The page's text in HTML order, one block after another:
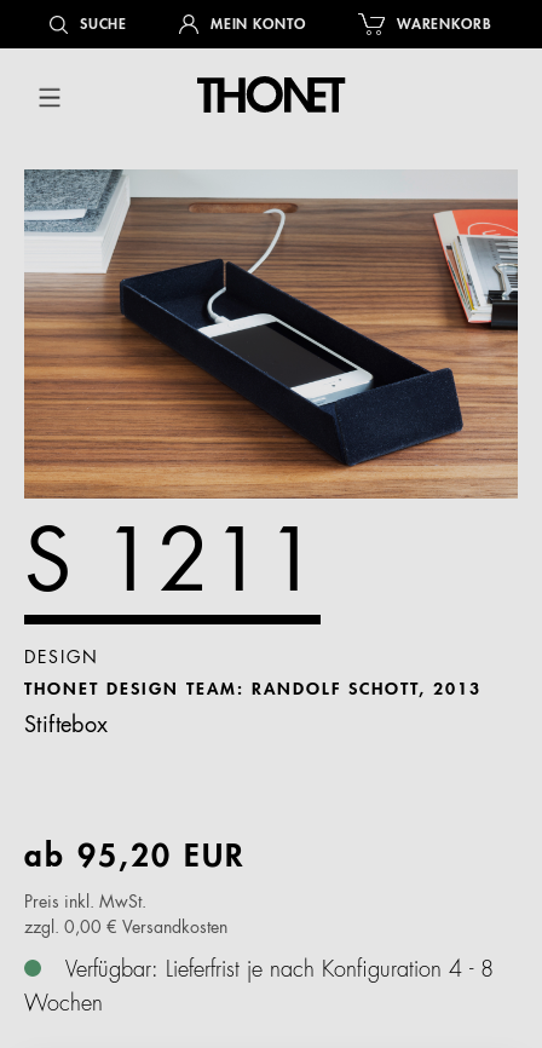
springenSUCHE MEIN KONTO WARENKORB
S 1211
DESIGN
THONET DESIGN TEAM: RANDOLF SCHOTT, 2013
Stiftebox
ab 95,20 EUR
Preis inkl. MwSt.
zzgl. 0,00 € Versandkosten
Verfügbar: Lieferfrist je nach Konfiguration 4 - 8
Wochen